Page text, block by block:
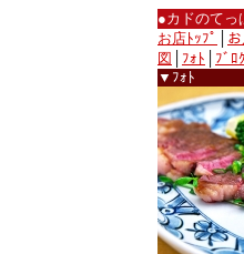
●カドのて
お店ﾄｯﾌﾟ
図
ﾌｫﾄ
ﾌﾞﾛ
▼ﾌｫﾄ